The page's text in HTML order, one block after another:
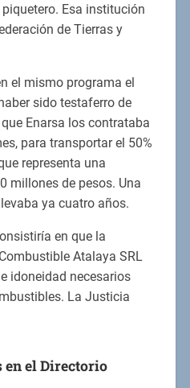
Esa institución
de Tierras y
el mismo programa el
sido testaferro de
Enarsa los contrataba
para transportar el 50%
representa una
millones de pesos. Una
ya cuatro años.
en que la
Atalaya SRL
idoneidad necesarios
La Justicia
el Directorio